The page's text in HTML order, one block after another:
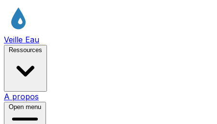
Veille Eau
Ressources
A propos
Open menu